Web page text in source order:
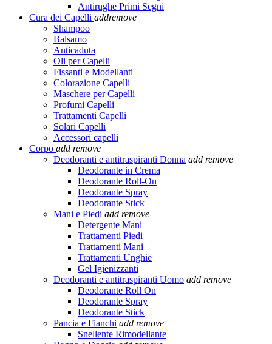
Antirughe Primi Segni
Cura dei Capelli addremove
Shampoo
Balsamo
Anticaduta
Oli per Capelli
Fissanti e Modellanti
Colorazione Capelli
Maschere per Capelli
Profumi Capelli
Trattamenti Capelli
Solari Capelli
Accessori capelli
Corpo add remove
Deodoranti e antitraspiranti Donna add remove
Deodorante in Crema
Deodorante Roll-On
Deodorante Spray
Deodorante Stick
Mani e Piedi add remove
Detergente Mani
Trattamenti Piedi
Trattamenti Mani
Trattamenti Unghie
Gel Igienizzanti
Deodoranti e antitraspiranti Uomo add remove
Deodorante Roll On
Deodorante Spray
Deodorante Stick
Pancia e Fianchi add remove
Snellente Rimodellante